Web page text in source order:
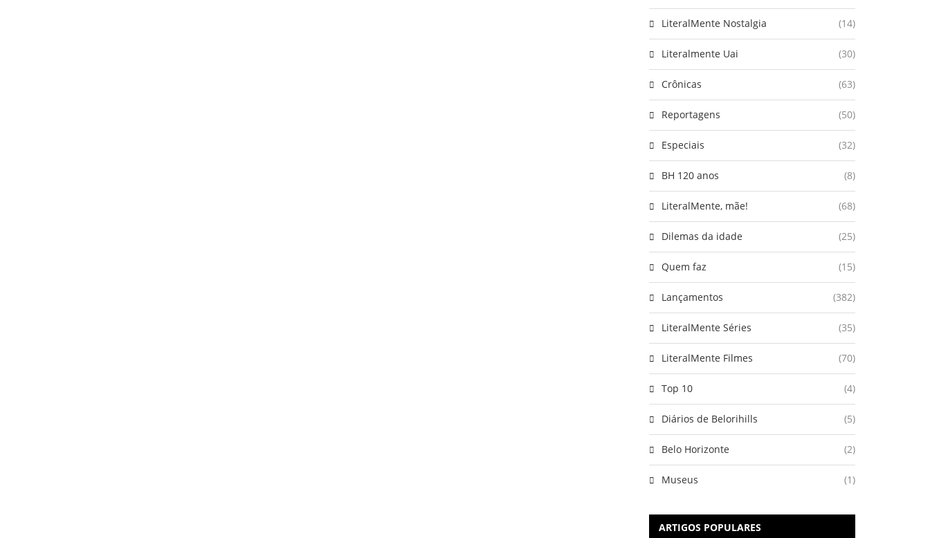
LiteralMente Nostalgia (14)
Literalmente Uai (30)
Crônicas (63)
Reportagens (50)
Especiais (32)
BH 120 anos (8)
LiteralMente, mãe! (68)
Dilemas da idade (25)
Quem faz (15)
Lançamentos (382)
LiteralMente Séries (35)
LiteralMente Filmes (70)
Top 10 (4)
Diários de Belorihills (5)
Belo Horizonte (2)
Museus (1)
ARTIGOS POPULARES